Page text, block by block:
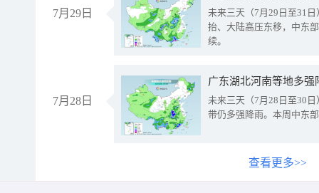
7月29日
未来三天（7月29日至31
抬、大陆高压东移，中东
续。
7月28日
广东湖北河南等地多
未来三天（7月28日至30
带仍多强降雨。本周中东
查看更多>>